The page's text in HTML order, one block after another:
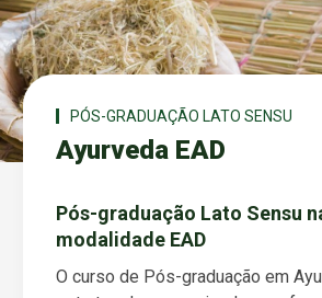
PÓS-GRADUAÇÃO LATO SENSU
Ayurveda EAD
Pós-graduação Lato Sensu
modalidade EAD
O curso de Pós-graduação em